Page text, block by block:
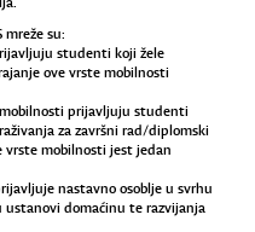
mreže su:
studenti koji žele
ove vrste mobilnosti
prijavljuju studenti
za završni rad/diplomski
mobilnosti jest jedan
nastavno osoblje u svrhu
ustanovi domaćinu te razvijanja